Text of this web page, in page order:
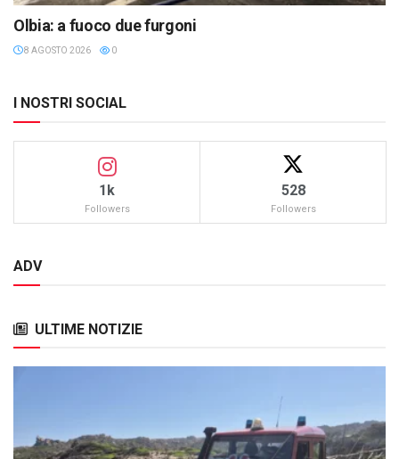
Olbia: a fuoco due furgoni
8 AGOSTO 2026 0
I NOSTRI SOCIAL
1k
Followers
528
Followers
ADV
ULTIME NOTIZIE